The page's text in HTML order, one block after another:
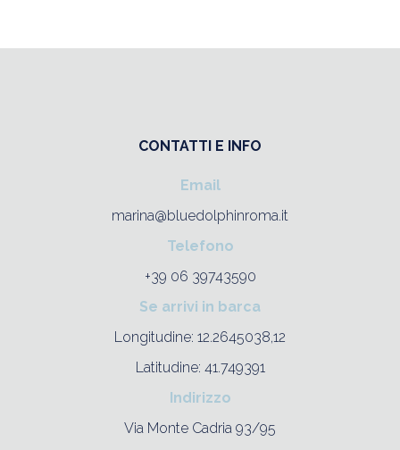
CONTATTI E INFO
Email
marina@bluedolphinroma.it
Telefono
+39 06 39743590
Se arrivi in barca
Longitudine: 12.2645038,12
Latitudine: 41.749391
Indirizzo
Via Monte Cadria 93/95